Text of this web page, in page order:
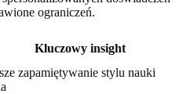
ograniczeń.
Kluczowy insight
zapamiętywanie stylu nauki